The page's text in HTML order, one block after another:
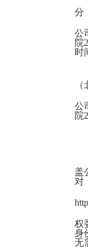
高州市石鼓镇中心
电白区夜景灯光提
分
公
院
时
公
院
盖
对
http
权
身
无